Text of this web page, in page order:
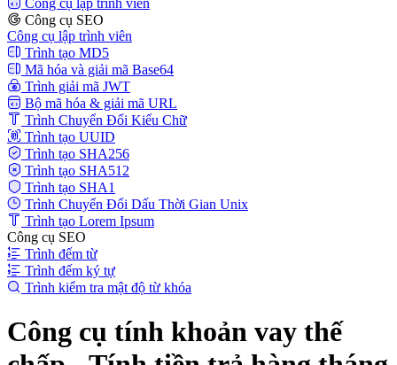
Công cụ lập trình viên
Công cụ SEO
Công cụ lập trình viên
Trình tạo MD5
Mã hóa và giải mã Base64
Trình giải mã JWT
Bộ mã hóa & giải mã URL
Trình Chuyển Đổi Kiểu Chữ
Trình tạo UUID
Trình tạo SHA256
Trình tạo SHA512
Trình tạo SHA1
Trình Chuyển Đổi Dấu Thời Gian Unix
Trình tạo Lorem Ipsum
Công cụ SEO
Trình đếm từ
Trình đếm ký tự
Trình kiểm tra mật độ từ khóa
Công cụ tính khoản vay thế